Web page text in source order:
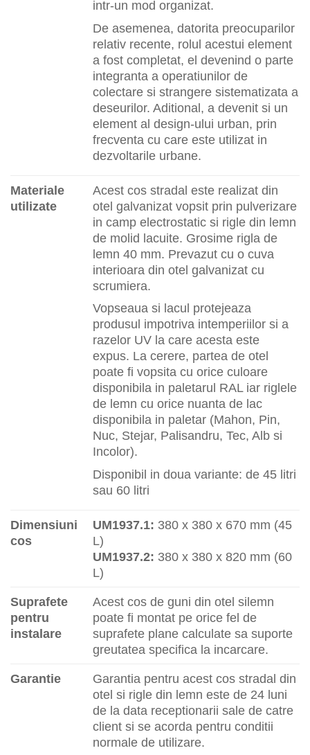
intr-un mod organizat.
De asemenea, datorita preocuparilor
relativ recente, rolul acestui element
a fost completat, el devenind o parte
integranta a operatiunilor de
colectare si strangere sistematizata a
deseurilor. Aditional, a devenit si un
element al design-ului urban, prin
frecventa cu care este utilizat in
dezvoltarile urbane.
Materiale
utilizate
Acest cos stradal este realizat din
otel galvanizat vopsit prin pulverizare
in camp electrostatic si rigle din lemn
de molid lacuite. Grosime rigla de
lemn 40 mm. Prevazut cu o cuva
interioara din otel galvanizat cu
scrumiera.
Vopseaua si lacul protejeaza
produsul impotriva intemperiilor si a
razelor UV la care acesta este
expus. La cerere, partea de otel
poate fi vopsita cu orice culoare
disponibila in paletarul RAL iar riglele
de lemn cu orice nuanta de lac
disponibila in paletar (Mahon, Pin,
Nuc, Stejar, Palisandru, Tec, Alb si
Incolor).
Disponibil in doua variante: de 45 litri
sau 60 litri
Dimensiuni
cos
UM1937.1: 380 x 380 x 670 mm (45
L)
UM1937.2: 380 x 380 x 820 mm (60
L)
Suprafete
pentru
instalare
Acest cos de guni din otel silemn
poate fi montat pe orice fel de
suprafete plane calculate sa suporte
greutatea specifica la incarcare.
Garantie
Garantia pentru acest cos stradal din
otel si rigle din lemn este de 24 luni
de la data receptionarii sale de catre
client si se acorda pentru conditii
normale de utilizare.